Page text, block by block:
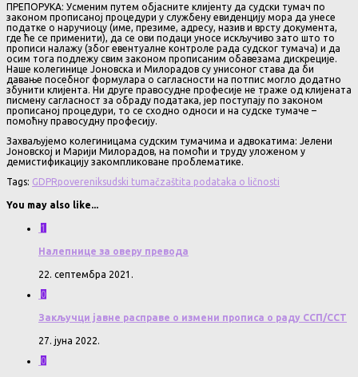
ПРЕПОРУКА: Усменим путем објасните клијенту да судски тумач по
законом прописаној процедури у службену евиденцију мора да унесе
податке о наручиоцу (име, презиме, адресу, назив и врсту документа,
где ће се применити), да се ови подаци уносе искључиво зато што то
прописи налажу (због евентуалне контроле рада судског тумача) и да
осим тога подлежу свим законом прописаним обавезама дискреције.
Наше колегинице Јоновска и Милорадов су унисоног става да би
давање посебног формулара о сагласности на потпис могло додатно
збунити клијента. Ни друге правосудне професије не траже од клијената
писмену сагласност за обраду података, јер поступају по законом
прописаној процедури, то се сходно односи и на судске тумаче –
помоћну правосудну професију.
Захваљујемо колегиницама судским тумачима и адвокатима: Јелени
Јоновској и Марији Милорадов, на помоћи и труду уложеном у
демистификацију закомпликоване проблематике.
Tags: GDPRpovereniksudski tumačzaštita podataka o ličnosti
You may also like...
1
Налепнице за оверу превода
22. септембра 2021.
0
Закључци јавне расправе о измени прописа о раду ССП/ССТ
27. јуна 2022.
0